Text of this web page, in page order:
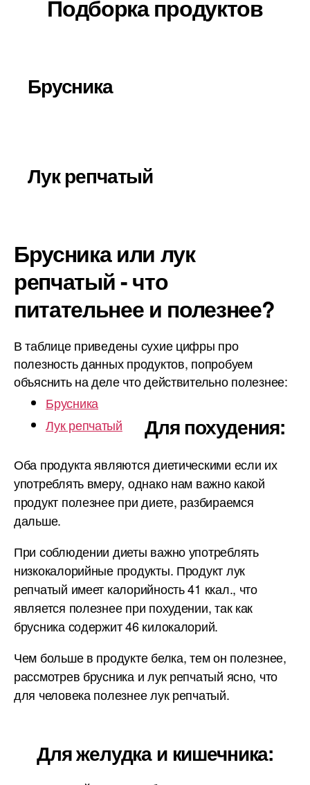
Подборка продуктов
Брусника
Лук репчатый
Брусника или лук
репчатый - что
питательнее и полезнее?
В таблице приведены сухие цифры про
полезность данных продуктов, попробуем
объяснить на деле что действительно полезнее:
Брусника
Лук репчатый
Для похудения:
Оба продукта являются диетическими если их
употреблять вмеру, однако нам важно какой
продукт полезнее при диете, разбираемся
дальше.
При соблюдении диеты важно употреблять
низкокалорийные продукты. Продукт лук
репчатый имеет калорийность 41 ккал., что
является полезнее при похудении, так как
брусника содержит 46 килокалорий.
Чем больше в продукте белка, тем он полезнее,
рассмотрев брусника и лук репчатый ясно, что
для человека полезнее лук репчатый.
Для желудка и кишечника: